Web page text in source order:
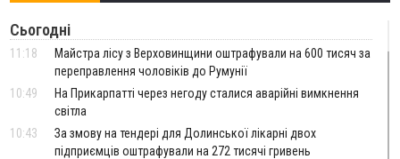
Сьогодні
11:18
Майстра лісу з Верховинщини оштрафували на 600 тисяч за
переправлення чоловіків до Румунії
10:49
На Прикарпатті через негоду сталися аварійні вимкнення
світла
10:43
За змову на тендері для Долинської лікарні двох
підприємців оштрафували на 272 тисячі гривень